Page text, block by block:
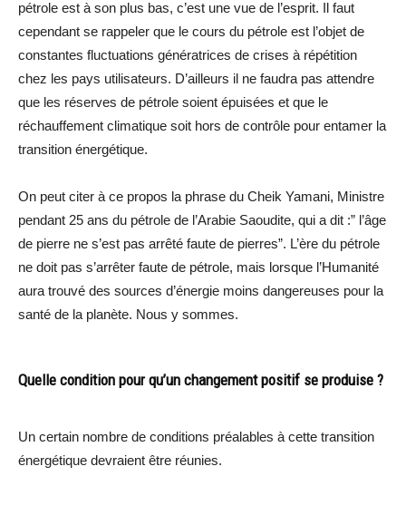
pétrole est à son plus bas, c’est une vue de l’esprit. Il faut
cependant se rappeler que le cours du pétrole est l’objet de
constantes fluctuations génératrices de crises à répétition
chez les pays utilisateurs. D’ailleurs il ne faudra pas attendre
que les réserves de pétrole soient épuisées et que le
réchauffement climatique soit hors de contrôle pour entamer la
transition énergétique.
On peut citer à ce propos la phrase du Cheik Yamani, Ministre
pendant 25 ans du pétrole de l’Arabie Saoudite, qui a dit :” l’âge
de pierre ne s’est pas arrêté faute de pierres”. L’ère du pétrole
ne doit pas s’arrêter faute de pétrole, mais lorsque l’Humanité
aura trouvé des sources d’énergie moins dangereuses pour la
santé de la planète. Nous y sommes.
Quelle condition pour qu’un changement positif se produise ?
Un certain nombre de conditions préalables à cette transition
énergétique devraient être réunies.